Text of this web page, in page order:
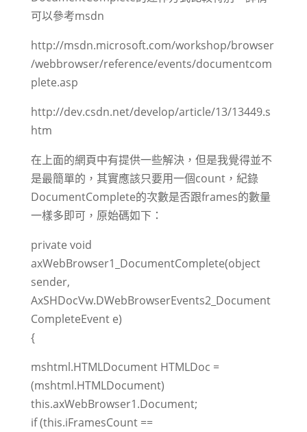
可以參考msdn
http://msdn.microsoft.com/workshop/browser
/webbrowser/reference/events/documentcom
plete.asp
http://dev.csdn.net/develop/article/13/13449.s
htm
在上面的網頁中有提供一些解決，但是我覺得並不
是最簡單的，其實應該只要用一個count，紀錄
DocumentComplete的次數是否跟frames的數量
一樣多即可，原始碼如下：
private void
axWebBrowser1_DocumentComplete(object
sender,
AxSHDocVw.DWebBrowserEvents2_Document
CompleteEvent e)
{
mshtml.HTMLDocument HTMLDoc =
(mshtml.HTMLDocument)
this.axWebBrowser1.Document;
if (this.iFramesCount ==